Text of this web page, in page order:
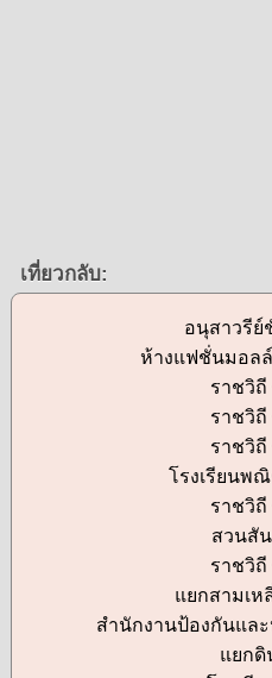
เที่ยวกลับ:
อนุสาวรีย์
ห้างแฟชั่นมอล
ราชวิถี
ราชวิถี
ราชวิถี
โรงเรียนพ
ราชวิถี
สวนสั
ราชวิถี
แยกสามเห
สำนักงานป้องกันแล
แยกดิ